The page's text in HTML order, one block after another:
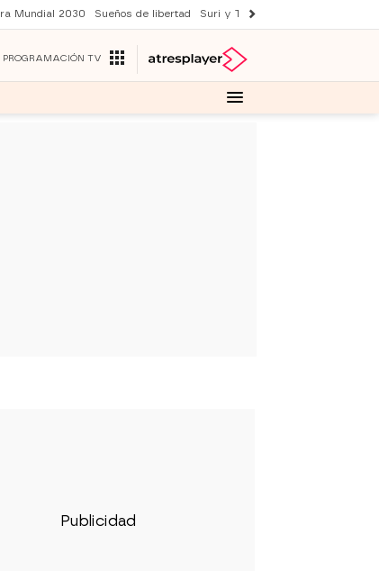
Mundial 2030 Sueños de libertad Suri y Tom Cruise
PROGRAMACIÓN TV